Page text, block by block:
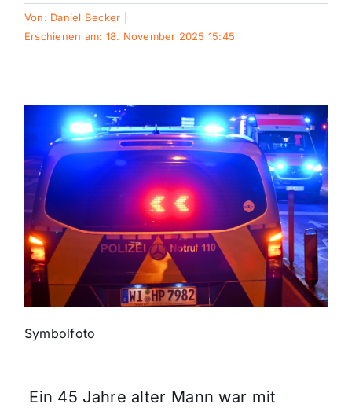
Galerie
Polizeimeldungen
Themen und Termine
Gewinnspiele
Von: Daniel Becker
Erschienen am: 18. November 2025 15:45
Symbolfoto
Ein 45 Jahre alter Mann war mit